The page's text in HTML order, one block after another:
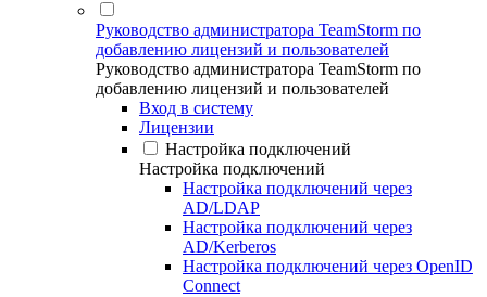
Руководство администратора TeamStorm по
добавлению лицензий и пользователей
Руководство администратора TeamStorm по
добавлению лицензий и пользователей
Вход в систему
Лицензии
Настройка подключений
Настройка подключений
Настройка подключений через
AD/LDAP
Настройка подключений через
AD/Kerberos
Настройка подключений через OpenID
Connect